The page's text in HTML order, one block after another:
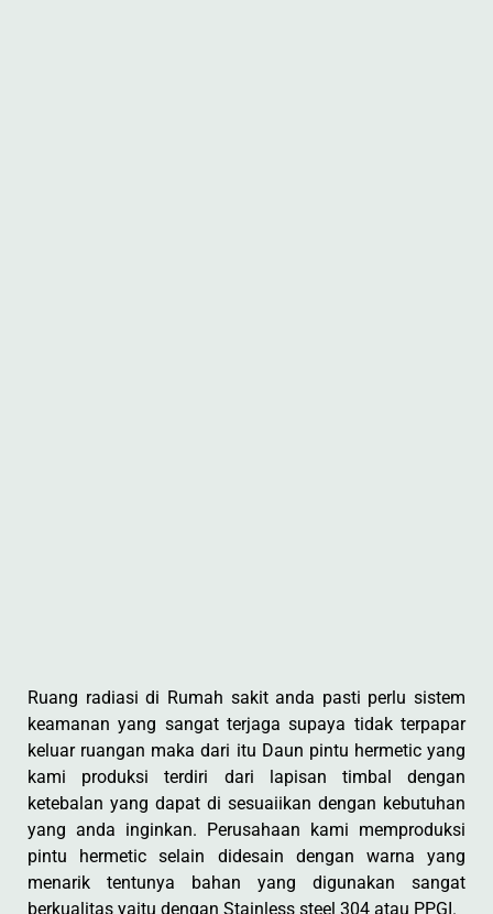
Ruang radiasi di Rumah sakit anda pasti perlu sistem
keamanan yang sangat terjaga supaya tidak terpapar
keluar ruangan maka dari itu Daun pintu hermetic yang
kami produksi terdiri dari lapisan timbal dengan
ketebalan yang dapat di sesuaiikan dengan kebutuhan
yang anda inginkan. Perusahaan kami memproduksi
pintu hermetic selain didesain dengan warna yang
menarik tentunya bahan yang digunakan sangat
berkualitas yaitu dengan Stainless steel 304 atau PPGI.